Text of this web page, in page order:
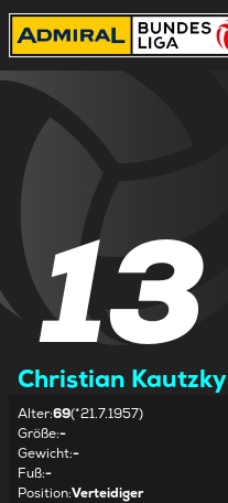
13
Christian Kautzky
Alter:69(*21.7.1957)
Größe:-
Gewicht:-
Fuß:-
Position:Verteidiger